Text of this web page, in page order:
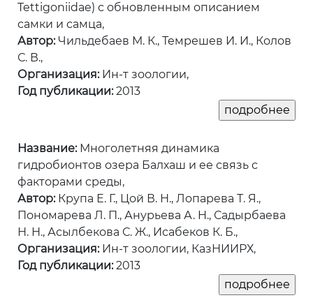
Tettigoniidae) с обновленным описанием
самки и самца,
Автор:Чильдебаев М. К., Темрешев И. И., Колов
С. В.,
Организация:Ин-т зоологии,
Год публикации:2013
Название:Многолетняя динамика
гидробионтов озера Балхаш и ее связь с
факторами среды,
Автор:Крупа Е. Г., Цой В. Н., Лoпapeвa Т. Я.,
Пономарева Л. П., Анурьева А. H., Садырбаева
Н. Н., Асылбекова С. Ж., Исабеков К. Б.,
Организация:Ин-т зоологии, КазНИИРХ,
Год публикации:2013